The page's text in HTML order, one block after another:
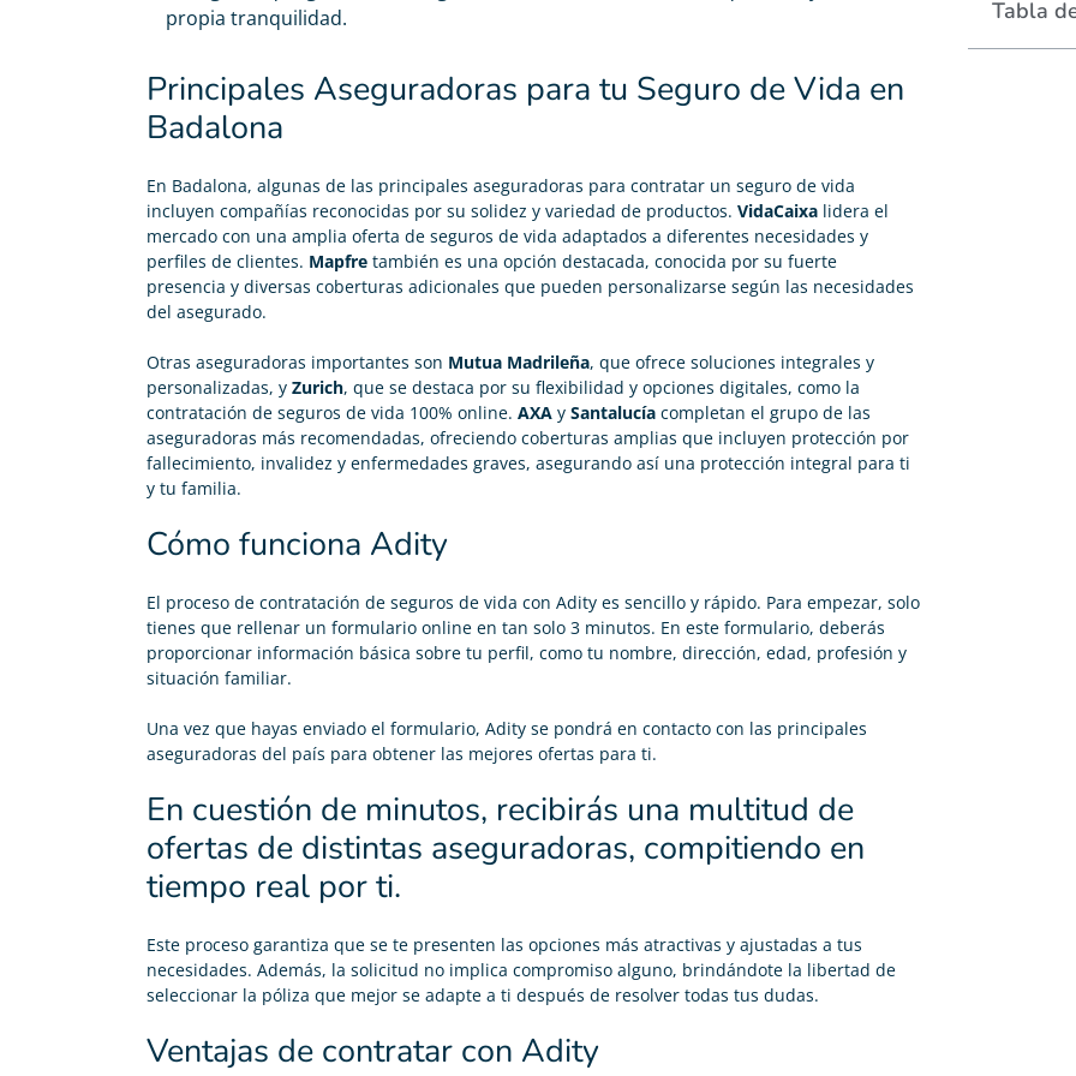
propia tranquilidad.
Principales Aseguradoras para tu Seguro de Vida en
Badalona
En Badalona, algunas de las principales aseguradoras para contratar un seguro de vida
incluyen compañías reconocidas por su solidez y variedad de productos. VidaCaixa lidera el
mercado con una amplia oferta de seguros de vida adaptados a diferentes necesidades y
perfiles de clientes. Mapfre también es una opción destacada, conocida por su fuerte
presencia y diversas coberturas adicionales que pueden personalizarse según las necesidades
del asegurado.
Otras aseguradoras importantes son Mutua Madrileña, que ofrece soluciones integrales y
personalizadas, y Zurich, que se destaca por su flexibilidad y opciones digitales, como la
contratación de seguros de vida 100% online. AXA y Santalucía completan el grupo de las
aseguradoras más recomendadas, ofreciendo coberturas amplias que incluyen protección por
fallecimiento, invalidez y enfermedades graves, asegurando así una protección integral para ti
y tu familia.
Cómo funciona Adity
El proceso de contratación de seguros de vida con Adity es sencillo y rápido. Para empezar, solo
tienes que rellenar un formulario online en tan solo 3 minutos. En este formulario, deberás
proporcionar información básica sobre tu perfil, como tu nombre, dirección, edad, profesión y
situación familiar.
Una vez que hayas enviado el formulario, Adity se pondrá en contacto con las principales
aseguradoras del país para obtener las mejores ofertas para ti.
En cuestión de minutos, recibirás una multitud de
ofertas de distintas aseguradoras, compitiendo en
tiempo real por ti.
Este proceso garantiza que se te presenten las opciones más atractivas y ajustadas a tus
necesidades. Además, la solicitud no implica compromiso alguno, brindándote la libertad de
seleccionar la póliza que mejor se adapte a ti después de resolver todas tus dudas.
Ventajas de contratar con Adity
Tabla